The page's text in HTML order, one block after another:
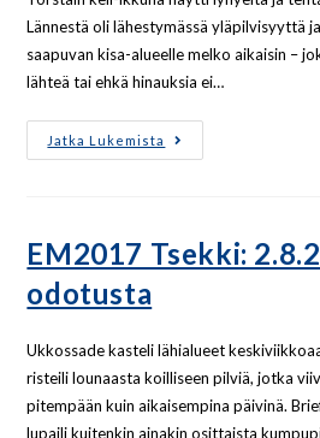
Lännestä oli lähestymässä yläpilvisyyttä
saapuvan kisa-alueelle melko aikaisin –
lähteä tai ehkä hinauksia ei…
Jatka Lukemista
EM2017 Tsekki:
odotusta
Ukkossade kasteli lähialueet
risteili lounaasta koilliseen pilviä, jotka
pitempään kuin aikaisempina päivinä.
lupaili kuitenkin ainakin osittaista